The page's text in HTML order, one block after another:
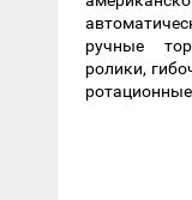
ручные
ролики,